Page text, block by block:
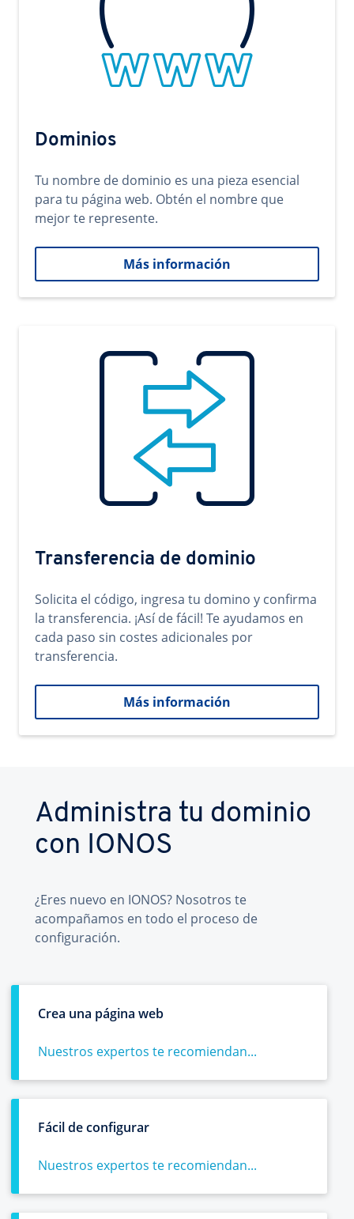
Dominios
Tu nombre de dominio es una pieza esencial
para tu página web. Obtén el nombre que
mejor te represente.
Más información
Transferencia de dominio
Solicita el código, ingresa tu domino y confirma
la transferencia. ¡Así de fácil! Te ayudamos en
cada paso sin costes adicionales por
transferencia.
Más información
Administra tu dominio
con IONOS
¿Eres nuevo en IONOS? Nosotros te
acompañamos en todo el proceso de
configuración.
Crea una página web
Nuestros expertos te recomiendan...
Fácil de configurar
Nuestros expertos te recomiendan...